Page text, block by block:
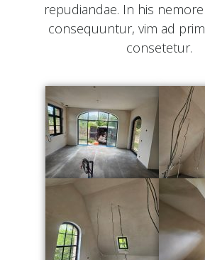
repudiandae. In his
consequuntur, vim ad
consetetur.